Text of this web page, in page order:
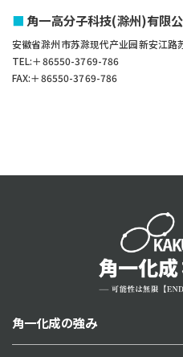
角一高分子科技(滁州)有限公
安徽省滁州市苏滁现代产业园新安江路
TEL:＋86550-3769-786
FAX:＋86550-3769-786
角一化成の強み